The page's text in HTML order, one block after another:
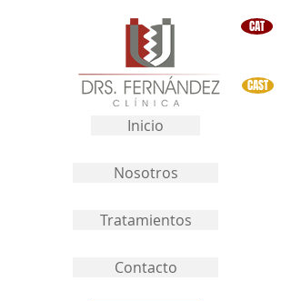
CAT
CAST
Inicio
Nosotros
Tratamientos
Contacto